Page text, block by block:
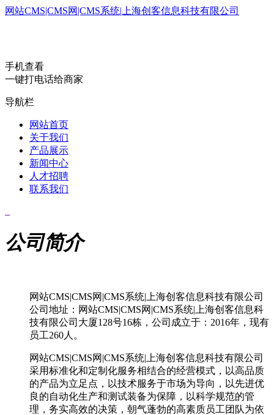
网站CMS|CMS网|CMS系统|上海创客信息科技有限公司
手机查看
一键打电话给商家
导航栏
网站首页
关于我们
产品展示
新闻中心
人才招聘
联系我们
公司简介
网站CMS|CMS网|CMS系统|上海创客信息科技有限公司
公司地址：网站CMS|CMS网|CMS系统|上海创客信息科
技有限公司大厦128号16栋，公司成立于：2016年，现有
员工260人。
网站CMS|CMS网|CMS系统|上海创客信息科技有限公司
采用标准化和定制化服务相结合的经营模式，以高品质
的产品为立足点，以技术服务于市场为导向，以先进优
良的自动化生产和测试装备为保障，以科学规范的管
理，务实高效的决策，朝气蓬勃的高素质员工团队为依